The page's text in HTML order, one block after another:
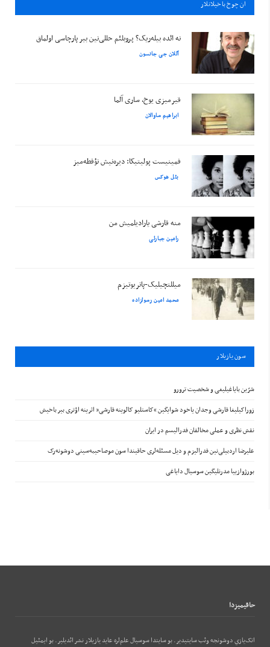
ان چوخ باخيلانلار
نه ائده بیله‌ریک؟ پروبلئم حللی‌نین بیر پارچاسی اولماق
آللان جی جانسون
قیرمیزی یوخ، ساری آلما
ابراهیم ساوالان
فمینیست پولیتیکا: دیره‌نیش نؤقطه‌میز
بئل هوکس
منه قارشی یارادیلمیش من
رامین جبارلی
میللتچیلیک-پاتریوتیزم
محمد امین رسولزاده
سون يازيلار
شرّین بایاغیلیغی و شخصیت ترورو
زوراکیلیغا قارشی وجدان یاخود شوایگین “کاستلیو کالوینه قارشی” اثرینه اؤتری بیر باخیش
نقش نظری و عملی مخالفان فدرالیسم در ایران
علیرضا اردبیلی‌نین فدرالیزم و دیل مسئله‌لری حاقیندا سون موصاحیبه‌سینی دوشونه‌رک
بورژوازییا مدرنلیگین سوسیال دایاغی
حاقيميزدا
اتک‌يازي دوشونجه وئب‌ سايتيدير. بو سايتدا سوسيال علم‌لره عايد يازيلار نشر ائديلير. بو ایمئيل